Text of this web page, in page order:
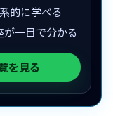
的に学べる
一目で分かる
を見る